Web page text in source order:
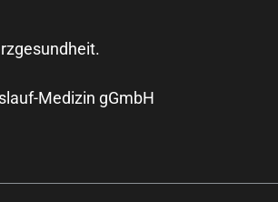
Medizin gGmbH